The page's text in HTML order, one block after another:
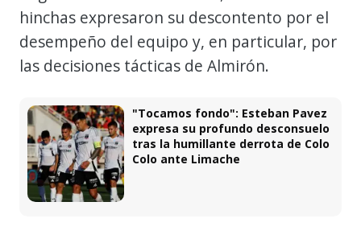
hinchas expresaron su descontento por el
desempeño del equipo y, en particular, por
las decisiones tácticas de Almirón.
"Tocamos fondo": Esteban Pavez
expresa su profundo desconsuelo
tras la humillante derrota de Colo
Colo ante Limache